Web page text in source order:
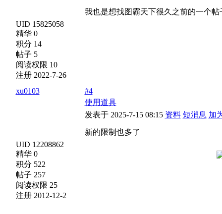
UID 15825058
精华 0
积分 14
帖子 5
阅读权限 10
注册 2022-7-26
我也是想找图霸天下很久之前的一个
xu0103
UID 12208862
精华 0
积分 522
帖子 257
阅读权限 25
注册 2012-12-2
#4
使用道具
发表于 2025-7-15 08:15 资料 短消息 加
新的限制也多了